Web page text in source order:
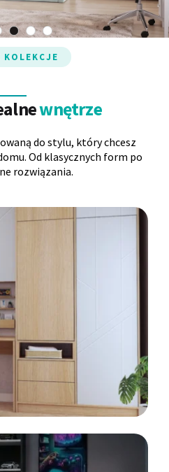
KOLEKCJE
wnętrze
do stylu, który chcesz
Od klasycznych form po
rozwiązania.
Stylowe
Komoda
Szafka RTV
Półka i szafka wisząca
Poduchy